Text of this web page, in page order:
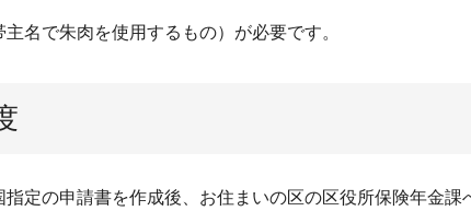
名で朱肉を使用するもの）が必要です。
定の申請書を作成後、お住まいの区の区役所保険年金